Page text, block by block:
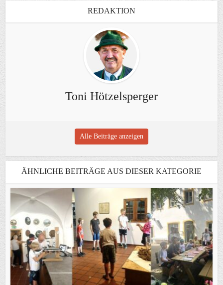
REDAKTION
Toni Hötzelsperger
Alle Beiträge anzeigen
ÄHNLICHE BEITRÄGE AUS DIESER KATEGORIE